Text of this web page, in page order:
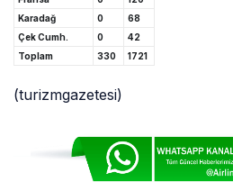
Karadağ
0
68
Çek Cumh.
0
42
Toplam
330 1721
(turizmgazetesi)